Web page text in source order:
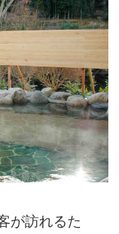
が訪れるた